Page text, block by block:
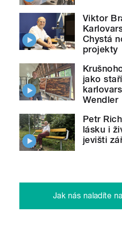
Viktor
Chystá
projekty
jako
Wendler
Petr
lásku i
jevišti
Jak nás naladíte